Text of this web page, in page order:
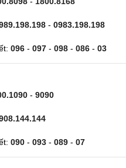
- 0983.198.198
096 - 097 - 098 - 086 - 03
- 9090
090 - 093 - 089 - 07